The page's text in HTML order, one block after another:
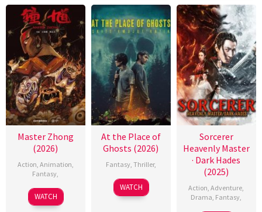
Master Zhong
(2026)
Action, Animation,
Fantasy,
WATCH
At the Place of
Ghosts (2026)
Fantasy, Thriller,
WATCH
Sorcerer
Heavenly Master
· Dark Hades
(2025)
Action,Adventure,
Drama, Fantasy,